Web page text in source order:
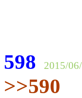
598 2015/
>>590